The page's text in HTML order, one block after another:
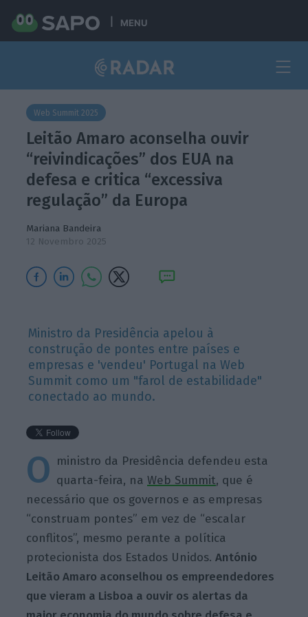
MENU
Web Summit 2025
Leitão Amaro aconselha ouvir
“reivindicações” dos EUA na
defesa e critica “excessiva
regulação” da Europa
Mariana Bandeira
12 Novembro 2025
Ministro da Presidência apelou à
construção de pontes entre países e
empresas e 'vendeu' Portugal na Web
Summit como um "farol de estabilidade"
conectado ao mundo.
O ministro da Presidência defendeu esta
quarta-feira, naWeb Summit, que é
necessário que os governos e as empresas
“construam pontes” em vez de “escalar
conflitos”, mesmo perante a política
protecionista dos Estados Unidos.António
Leitão Amaro aconselhou os empreendedores
que vieram a Lisboa a ouvir os alertas da